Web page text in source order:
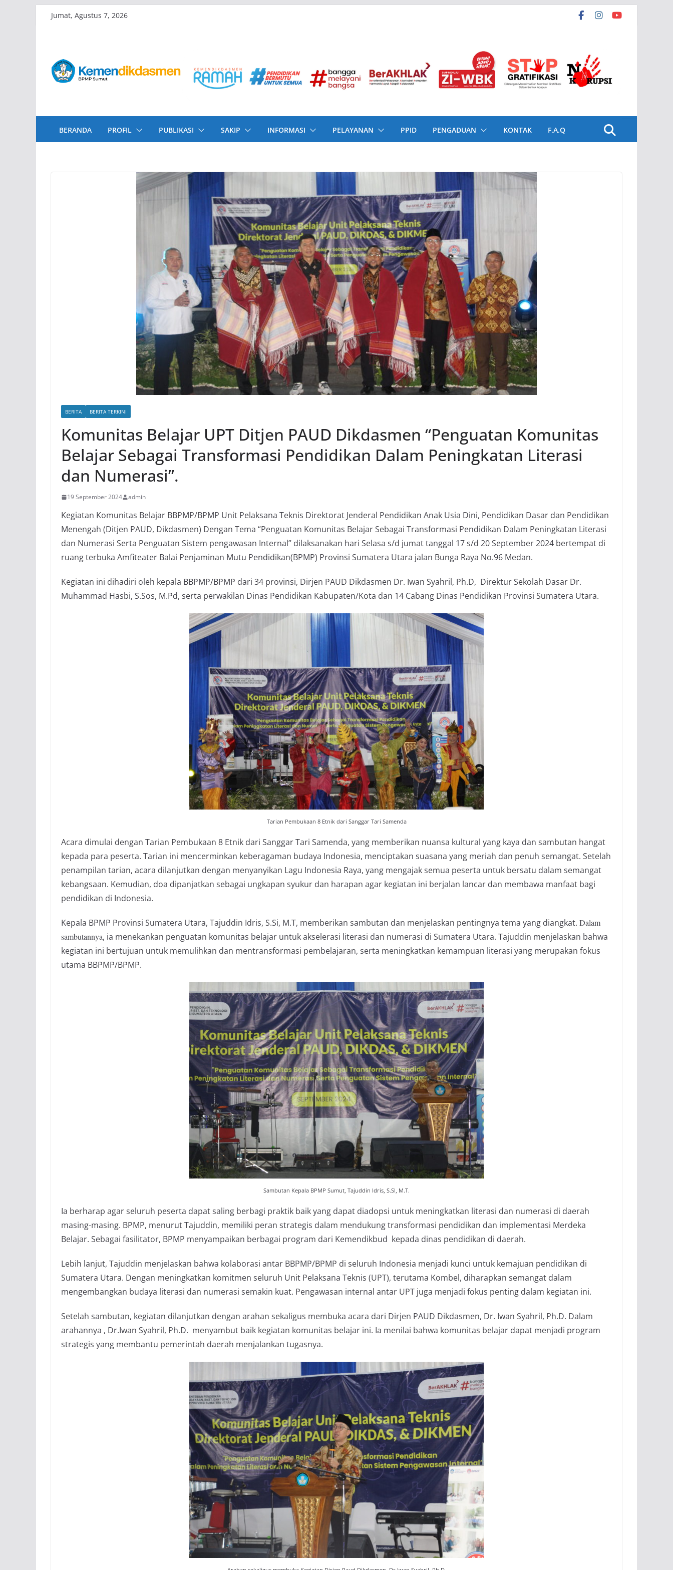
Jumat, Agustus 7, 2026
BERANDA PROFIL PUBLIKASI SAKIP INFORMASI PELAYANAN PPID PENGADUAN KONTAK F.A.Q
BERITA BERITA TERKINI
Komunitas Belajar UPT Ditjen PAUD Dikdasmen “Penguatan Komunitas
Belajar Sebagai Transformasi Pendidikan Dalam Peningkatan Literasi
dan Numerasi”.
19 September 2024 admin
Kegiatan Komunitas Belajar BBPMP/BPMP Unit Pelaksana Teknis Direktorat Jenderal Pendidikan Anak Usia Dini, Pendidikan Dasar dan Pendidikan
Menengah (Ditjen PAUD, Dikdasmen) Dengan Tema “Penguatan Komunitas Belajar Sebagai Transformasi Pendidikan Dalam Peningkatan Literasi
dan Numerasi Serta Penguatan Sistem pengawasan Internal” dilaksanakan hari Selasa s/d jumat tanggal 17 s/d 20 September 2024 bertempat di
ruang terbuka Amfiteater Balai Penjaminan Mutu Pendidikan(BPMP) Provinsi Sumatera Utara jalan Bunga Raya No.96 Medan.
Kegiatan ini dihadiri oleh kepala BBPMP/BPMP dari 34 provinsi, Dirjen PAUD Dikdasmen Dr. Iwan Syahril, Ph.D, Direktur Sekolah Dasar Dr.
Muhammad Hasbi, S.Sos, M.Pd, serta perwakilan Dinas Pendidikan Kabupaten/Kota dan 14 Cabang Dinas Pendidikan Provinsi Sumatera Utara.
Tarian Pembukaan 8 Etnik dari Sanggar Tari Samenda
Acara dimulai dengan Tarian Pembukaan 8 Etnik dari Sanggar Tari Samenda, yang memberikan nuansa kultural yang kaya dan sambutan hangat
kepada para peserta. Tarian ini mencerminkan keberagaman budaya Indonesia, menciptakan suasana yang meriah dan penuh semangat. Setelah
penampilan tarian, acara dilanjutkan dengan menyanyikan Lagu Indonesia Raya, yang mengajak semua peserta untuk bersatu dalam semangat
kebangsaan. Kemudian, doa dipanjatkan sebagai ungkapan syukur dan harapan agar kegiatan ini berjalan lancar dan membawa manfaat bagi
pendidikan di Indonesia.
Kepala BPMP Provinsi Sumatera Utara, Tajuddin Idris, S.Si, M.T, memberikan sambutan dan menjelaskan pentingnya tema yang diangkat. Dalam
sambutannya, ia menekankan penguatan komunitas belajar untuk akselerasi literasi dan numerasi di Sumatera Utara. Tajuddin menjelaskan bahwa
kegiatan ini bertujuan untuk memulihkan dan mentransformasi pembelajaran, serta meningkatkan kemampuan literasi yang merupakan fokus
utama BBPMP/BPMP.
Sambutan Kepala BPMP Sumut, Tajuddin Idris, S.SI, M.T.
Ia berharap agar seluruh peserta dapat saling berbagi praktik baik yang dapat diadopsi untuk meningkatkan literasi dan numerasi di daerah
masing-masing. BPMP, menurut Tajuddin, memiliki peran strategis dalam mendukung transformasi pendidikan dan implementasi Merdeka
Belajar. Sebagai fasilitator, BPMP menyampaikan berbagai program dari Kemendikbud kepada dinas pendidikan di daerah.
Lebih lanjut, Tajuddin menjelaskan bahwa kolaborasi antar BBPMP/BPMP di seluruh Indonesia menjadi kunci untuk kemajuan pendidikan di
Sumatera Utara. Dengan meningkatkan komitmen seluruh Unit Pelaksana Teknis (UPT), terutama Kombel, diharapkan semangat dalam
mengembangkan budaya literasi dan numerasi semakin kuat. Pengawasan internal antar UPT juga menjadi fokus penting dalam kegiatan ini.
Setelah sambutan, kegiatan dilanjutkan dengan arahan sekaligus membuka acara dari Dirjen PAUD Dikdasmen, Dr. Iwan Syahril, Ph.D. Dalam
arahannya , Dr.Iwan Syahril, Ph.D. menyambut baik kegiatan komunitas belajar ini. Ia menilai bahwa komunitas belajar dapat menjadi program
strategis yang membantu pemerintah daerah menjalankan tugasnya.